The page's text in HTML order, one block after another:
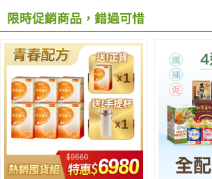
限時促銷商品，錯過可惜